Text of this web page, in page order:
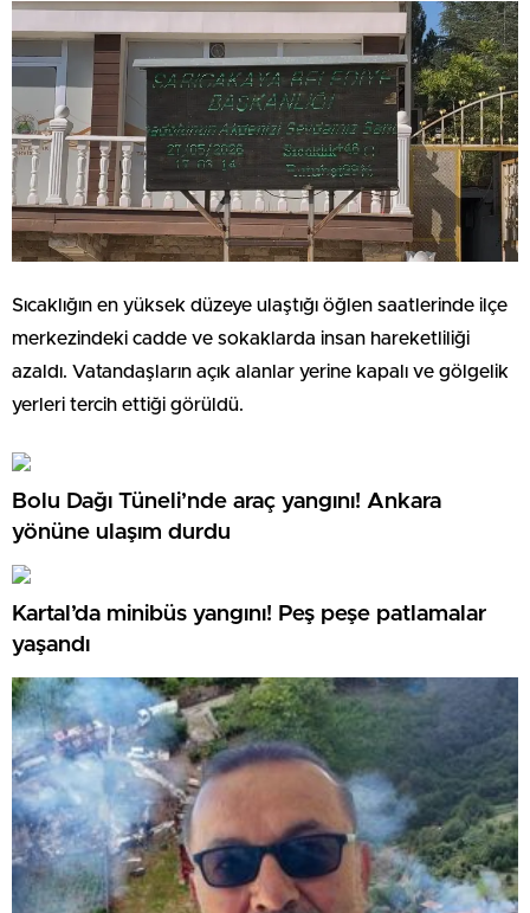
Sıcaklığın en yüksek düzeye ulaştığı öğlen saatlerinde ilçe
merkezindeki cadde ve sokaklarda insan hareketliliği
azaldı. Vatandaşların açık alanlar yerine kapalı ve gölgelik
yerleri tercih ettiği görüldü.
Bolu Dağı Tüneli’nde araç yangını! Ankara
yönüne ulaşım durdu
Kartal’da minibüs yangını! Peş peşe patlamalar
yaşandı